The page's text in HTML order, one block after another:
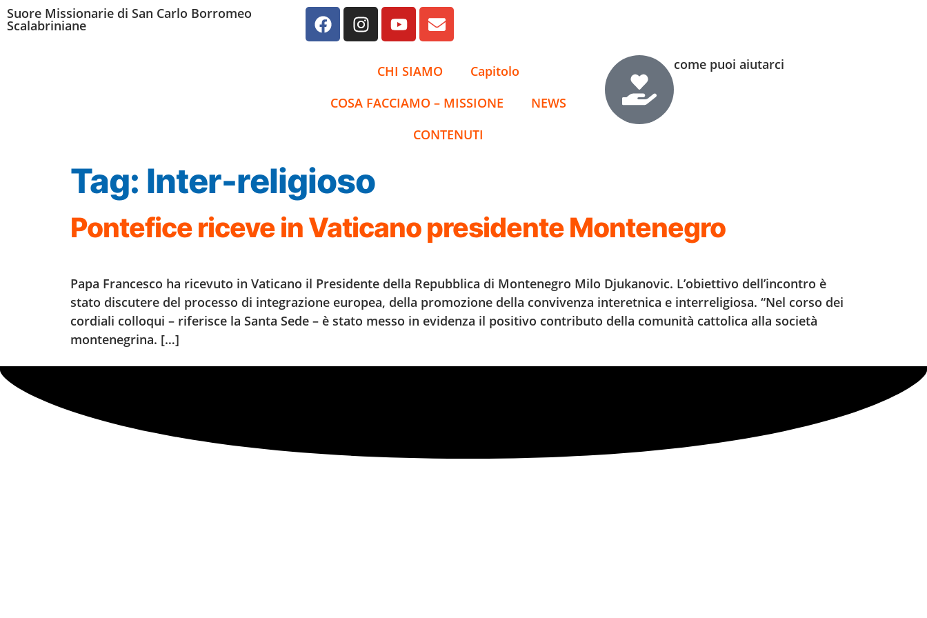
Suore Missionarie di San Carlo Borromeo
Scalabriniane
CHI SIAMO
Capitolo
COSA FACCIAMO – MISSIONE
NEWS
CONTENUTI
come puoi aiutarci
Tag: Inter-religioso
Pontefice riceve in Vaticano presidente Montenegro
Papa Francesco ha ricevuto in Vaticano il Presidente della Repubblica di Montenegro Milo Djukanovic. L’obiettivo dell’incontro è
stato discutere del processo di integrazione europea, della promozione della convivenza interetnica e interreligiosa. “Nel corso dei
cordiali colloqui – riferisce la Santa Sede – è stato messo in evidenza il positivo contributo della comunità cattolica alla società
montenegrina. […]